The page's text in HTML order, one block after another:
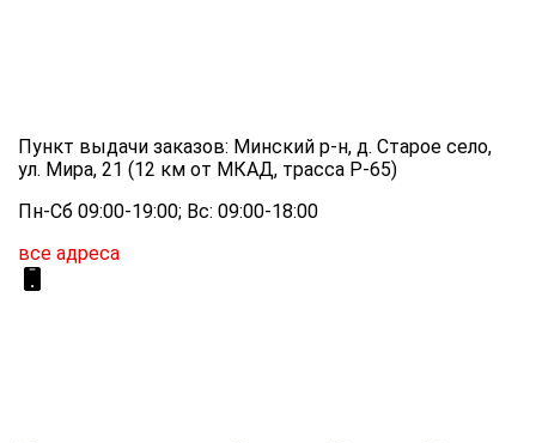
Пункт выдачи заказов: Минский р-н, д. Старое село,
ул. Мира, 21 (12 км от МКАД, трасса P-65)
Пн-Сб 09:00-19:00; Вс: 09:00-18:00
все адреса